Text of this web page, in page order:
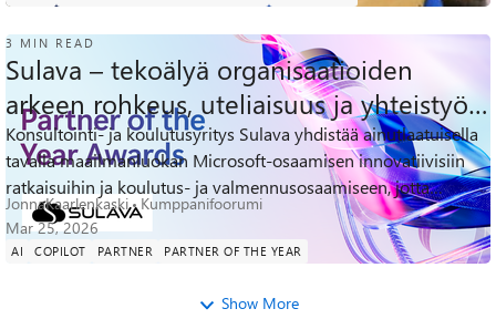
3 MIN READ
Sulava – tekoälyä organisaatioiden
arkeen rohkeus, uteliaisuus ja yhteistyö
edellä
Konsultointi- ja koulutusyritys Sulava yhdistää ainutlaatuisella
tavalla maailmanluokan Microsoft-osaamisen innovatiivisiin
ratkaisuihin ja koulutus- ja valmennusosaamiseen, jotta
organisaatiot voiva...
JonnaKaarlenkaski
Kumppanifoorumi
Mar 25, 2026
AI COPILOT PARTNER PARTNER OF THE YEAR
106
Views 0
likes 0
Comments
Show More